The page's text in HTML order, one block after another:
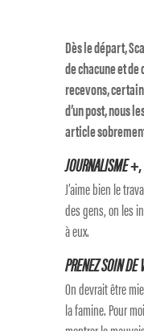
Dès le départ,
de chacune et
recevons,
d’un post, nous
article
JOURNALISME +,
J’aime bien le
des gens, on les
à eux.
PRENEZ SOIN DE
On devrait être
la famine. Pour